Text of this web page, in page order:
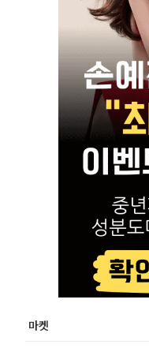
마켓